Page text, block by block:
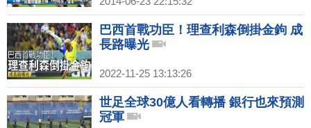
巴西首戰功臣！理查利森倒掛金鉤 成
長路曝光
2022-11-25 13:13:26
世足全球30億人看轉播 銀行也來預測
冠軍